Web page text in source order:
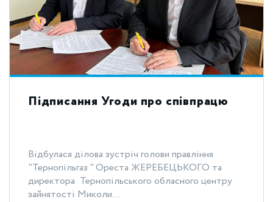
Підписання Угоди про співпрацю
Відбулася ділова зустріч голови правління
"Тернопільгаз " Ореста ЖЕРЕБЕЦЬКОГО та
директора Тернопільського обласного центру
зайнятості Миколи...